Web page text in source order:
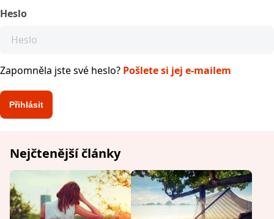
Heslo
Zapomněla jste své heslo? Pošlete si jej e-mailem
Nejčtenější články